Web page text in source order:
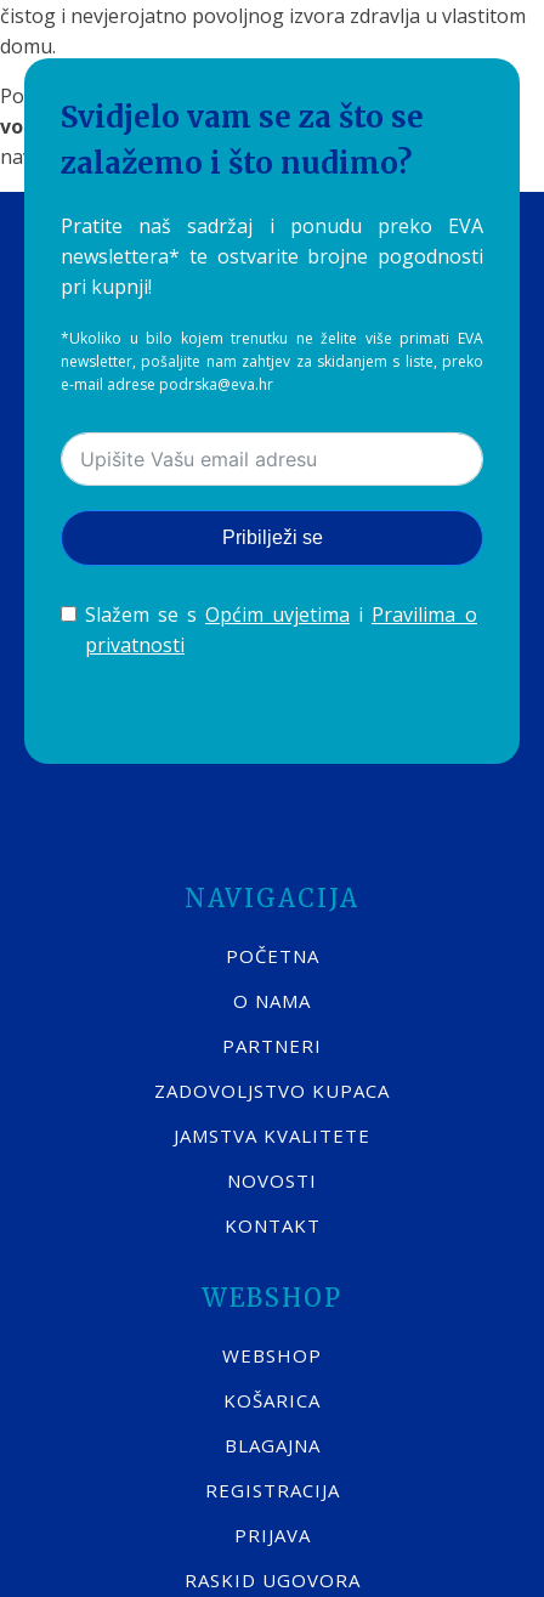
čistog i nevjerojatno povoljnog izvora zdravlja u vlastitom
domu.
Posjetite
i odaberite svoj
vodu
. Prekinite pretplatu na plastiku i uložite u zdravu
naviku koja se isplaćuje svakim novim gutljajem!
Svidjelo vam se za što se
zalažemo i što nudimo?
Pratite naš sadržaj i ponudu preko EVA
newslettera* te ostvarite brojne pogodnosti
pri kupnji!
*Ukoliko u bilo kojem trenutku ne želite više primati EVA
newsletter, pošaljite nam zahtjev za skidanjem s liste, preko
e-mail adrese podrska@eva.hr
Pribilježi se
Slažem se s Općim uvjetima i Pravilima o
privatnosti
NAVIGACIJA
POČETNA
O NAMA
PARTNERI
ZADOVOLJSTVO KUPACA
JAMSTVA KVALITETE
NOVOSTI
KONTAKT
WEBSHOP
WEBSHOP
KOŠARICA
BLAGAJNA
REGISTRACIJA
PRIJAVA
RASKID UGOVORA